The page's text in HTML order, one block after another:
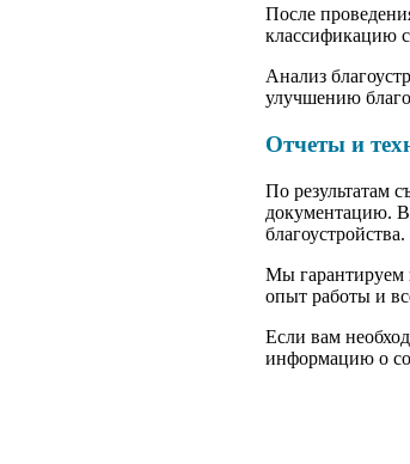
После
классификацию
Анализ
улучшению
Отчеты и
По результатам
документацию. В
благоустройства.
Мы гарантируем
опыт работы и
Если вам
информацию о